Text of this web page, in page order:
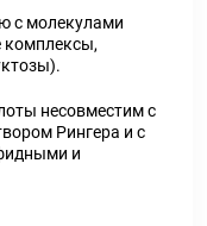
с молекулами
комплексы,
несовместим с
Рингера и с
и